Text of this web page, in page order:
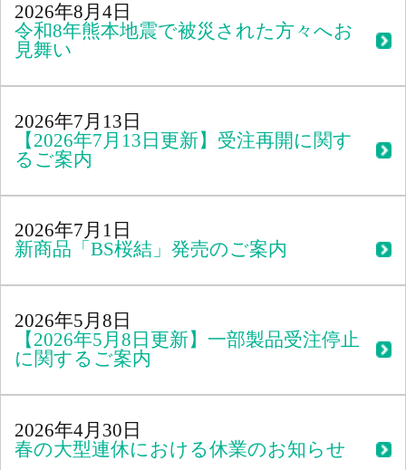
2026年8月4日
令和8年熊本地震で被災された方々へお
見舞い
2026年7月13日
【2026年7月13日更新】受注再開に関す
るご案内
2026年7月1日
新商品「BS桜結」発売のご案内
2026年5月8日
【2026年5月8日更新】一部製品受注停止
に関するご案内
2026年4月30日
春の大型連休における休業のお知らせ